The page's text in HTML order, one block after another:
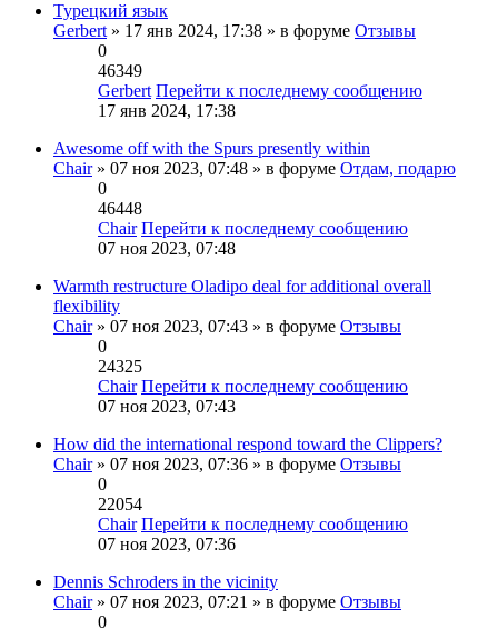
Турецкий язык
Gerbert » 17 янв 2024, 17:38 » в форуме Отзывы
0
46349
Gerbert Перейти к последнему сообщению
17 янв 2024, 17:38
Awesome off with the Spurs presently within
Chair» 07 ноя 2023, 07:48 » в форуме Отдам, подарю
0
46448
Chair Перейти к последнему сообщению
07 ноя 2023, 07:48
Warmth restructure Oladipo deal for additional overall
flexibility
Chair» 07 ноя 2023, 07:43 » в форуме Отзывы
0
24325
Chair Перейти к последнему сообщению
07 ноя 2023, 07:43
How did the international respond toward the Clippers?
Chair» 07 ноя 2023, 07:36 » в форуме Отзывы
0
22054
Chair Перейти к последнему сообщению
07 ноя 2023, 07:36
Dennis Schroders in the vicinity
Chair» 07 ноя 2023, 07:21 » в форуме Отзывы
0